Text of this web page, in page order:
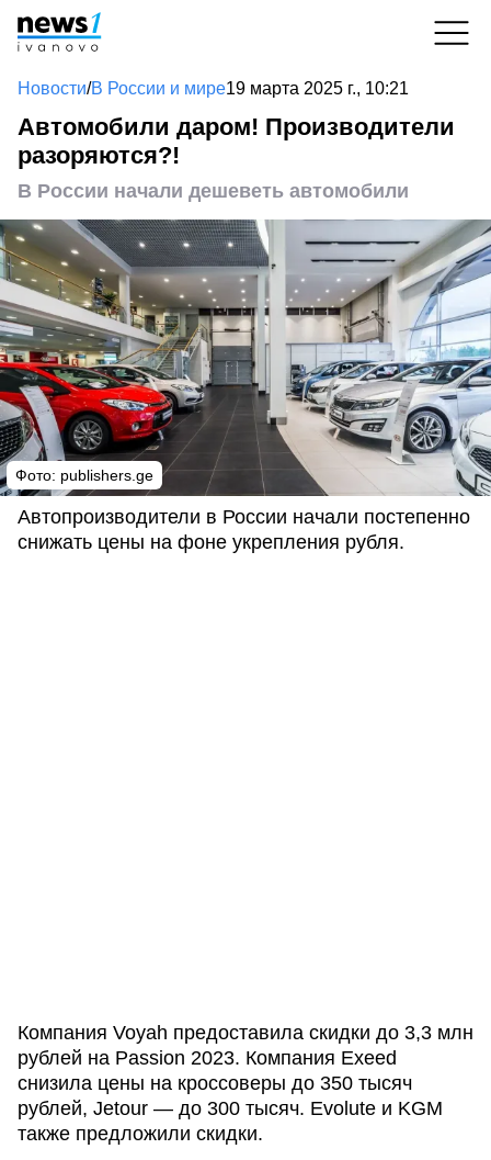
Новости/В России и мире19 марта 2025 г., 10:21
Автомобили даром! Производители
разоряются?!
В России начали дешеветь автомобили
Фото: publishers.ge
Автопроизводители в России начали постепенно
снижать цены на фоне укрепления рубля.
Компания Voyah предоставила скидки до 3,3 млн
рублей на Passion 2023. Компания Exeed
снизила цены на кроссоверы до 350 тысяч
рублей, Jetour — до 300 тысяч. Evolute и KGM
также предложили скидки.